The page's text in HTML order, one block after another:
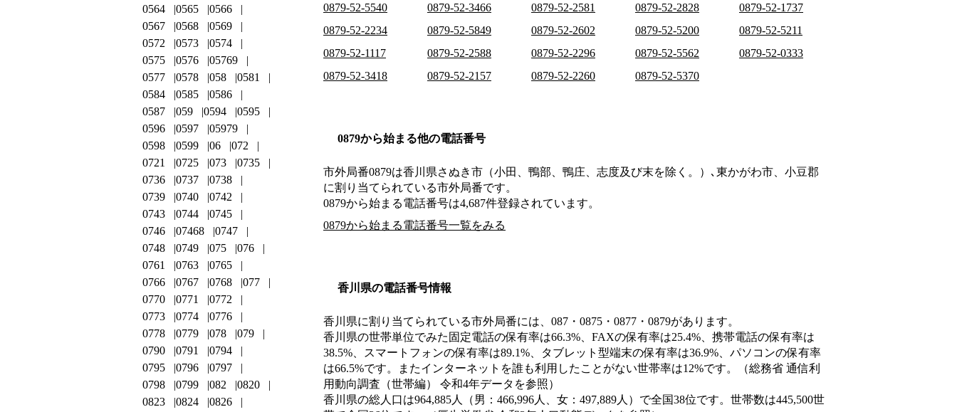
0879-52-5540
0879-52-3466 0879-52-2581 0879-52-2828
0879-52-1737
0879-52-2234
0879-52-5849 0879-52-2602 0879-52-5200
0879-52-5211
0879-52-1117
0879-52-2588 0879-52-2296 0879-52-5562
0879-52-0333
0879-52-3418
0879-52-2157 0879-52-2260 0879-52-5370
0879から始まる他の電話番号
市外局番0879は香川県さぬき市（小田、鴨部、鴨庄、志度及び末を除く。）､東かがわ市、小豆郡
に割り当てられている市外局番です。
0879から始まる電話番号は4,687件登録されています。
0879から始まる電話番号一覧をみる
香川県の電話番号情報
香川県に割り当てられている市外局番には、087・0875・0877・0879があります。
香川県の世帯単位でみた固定電話の保有率は66.3%、FAXの保有率は25.4%、携帯電話の保有率は
38.5%、スマートフォンの保有率は89.1%、タブレット型端末の保有率は36.9%、パソコンの保有率
は66.5%です。またインターネットを誰も利用したことがない世帯率は12%です。（総務省 通信利
用動向調査（世帯編） 令和4年データを参照）
香川県の総人口は964,885人（男：466,996人、女：497,889人）で全国38位です。世帯数は445,500世
0564
0565
0566
0567
0568
0569
0572
0573
0574
0575
0576
05769
0577
0578 058
0581
0584
0585
0586
0587
059 0594
0595
0596
0597
05979
0598
0599 06
072
0721
0725 073
0735
0736
0737
0738
0739
0740
0742
0743
0744
0745
0746
07468
0747
0748
0749 075
076
0761
0763
0765
0766
0767 0768
077
0770
0771
0772
0773
0774
0776
0778
0779 078
079
0790
0791
0794
0795
0796
0797
0798
0799 082
0820
0823
0824
0826